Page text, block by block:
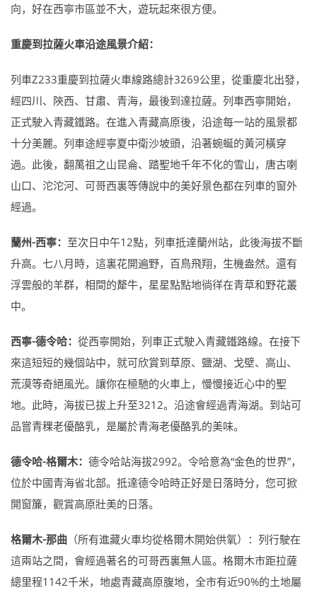
向，好在西寧市區並不大，遊玩起來很方便。
重慶到拉薩火車沿途風景介紹：
列車Z233重慶到拉薩火車線路總計3269公里，從重慶北出發，
經四川、陝西、甘肅、青海，最後到達拉薩。列車西寧開始，
正式駛入青藏鐵路。在進入青藏高原後，沿途每一站的風景都
十分美麗。列車途經寧夏中衛沙坡頭，沿著蜿蜒的黃河橫穿
過。此後，翻萬祖之山昆侖、踏聖地千年不化的雪山，唐古喇
山口、沱沱河、可哥西裏等傳說中的美好景色都在列車的窗外
經過。
蘭州-西寧： 至次日中午12點，列車抵達蘭州站，此後海拔不斷
升高。七八月時，這裏花開遍野，百鳥飛翔，生機盎然。還有
浮雲般的羊群，相間的犛牛，星星點點地徜徉在青草和野花叢
中。
西寧-德令哈： 從西寧開始，列車正式駛入青藏鐵路線。在接下
來這短短的幾個站中，就可欣賞到草原、鹽湖、戈壁、高山、
荒漠等奇絕風光。讓你在極馳的火車上，慢慢接近心中的聖
地。此時，海拔已拔上升至3212。沿途會經過青海湖。到站可
品嘗青稞老優酪乳，是屬於青海老優酪乳的美味。
德令哈-格爾木： 德令哈站海拔2992。令哈意為“金色的世界”，
位於中國青海省北部。抵達德令哈時正好是日落時分，您可掀
開窗簾，觀賞高原壯美的日落。
格爾木-那曲 （所有進藏火車均從格爾木開始供氧）：列行駛在
這兩站之間，會經過著名的可哥西裏無人區。格爾木市距拉薩
總里程1142千米，地處青藏高原腹地，全市有近90%的土地屬